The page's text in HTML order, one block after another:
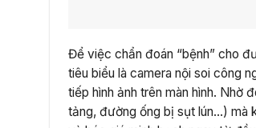
Để việc chẩn đoán “bệnh” cho
tiêu biểu là camera nội soi công
tiếp hình ảnh trên màn hình.
tảng, đường ống bị sụt lún…) mà